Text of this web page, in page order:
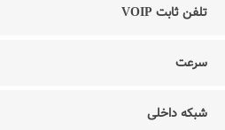
تلفن ثابت VOIP
سرعت
شبکه داخلی